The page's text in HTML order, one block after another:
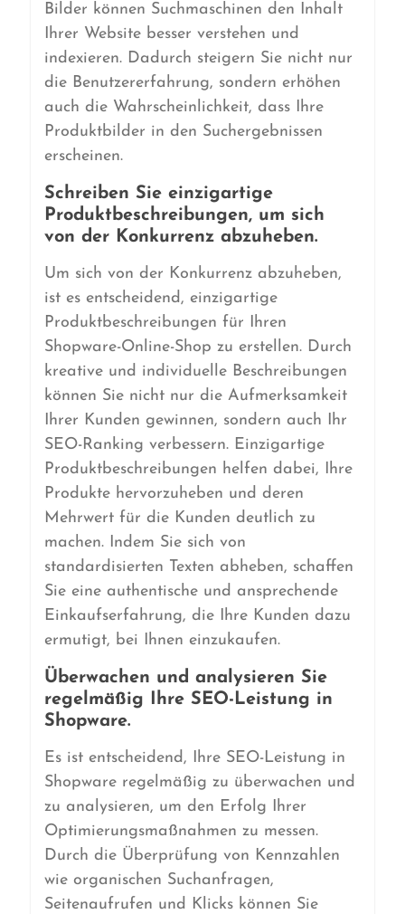
Bilder können Suchmaschinen den Inhalt
Ihrer Website besser verstehen und
indexieren. Dadurch steigern Sie nicht nur
die Benutzererfahrung, sondern erhöhen
auch die Wahrscheinlichkeit, dass Ihre
Produktbilder in den Suchergebnissen
erscheinen.
Schreiben Sie einzigartige
Produktbeschreibungen, um sich
von der Konkurrenz abzuheben.
Um sich von der Konkurrenz abzuheben,
ist es entscheidend, einzigartige
Produktbeschreibungen für Ihren
Shopware-Online-Shop zu erstellen. Durch
kreative und individuelle Beschreibungen
können Sie nicht nur die Aufmerksamkeit
Ihrer Kunden gewinnen, sondern auch Ihr
SEO-Ranking verbessern. Einzigartige
Produktbeschreibungen helfen dabei, Ihre
Produkte hervorzuheben und deren
Mehrwert für die Kunden deutlich zu
machen. Indem Sie sich von
standardisierten Texten abheben, schaffen
Sie eine authentische und ansprechende
Einkaufserfahrung, die Ihre Kunden dazu
ermutigt, bei Ihnen einzukaufen.
Überwachen und analysieren Sie
regelmäßig Ihre SEO-Leistung in
Shopware.
Es ist entscheidend, Ihre SEO-Leistung in
Shopware regelmäßig zu überwachen und
zu analysieren, um den Erfolg Ihrer
Optimierungsmaßnahmen zu messen.
Durch die Überprüfung von Kennzahlen
wie organischen Suchanfragen,
Seitenaufrufen und Klicks können Sie